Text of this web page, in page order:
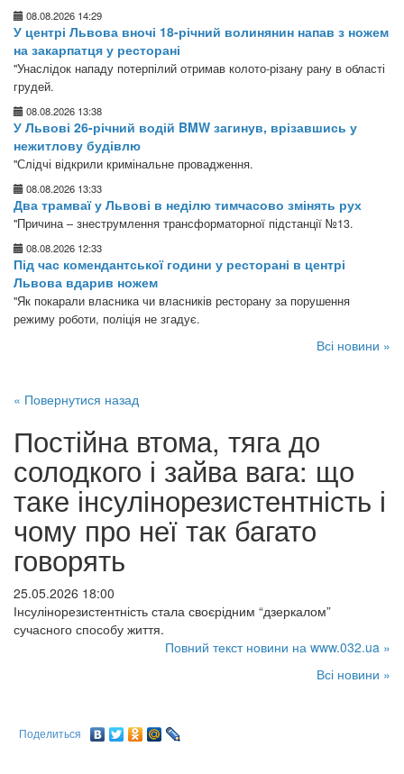
08.08.2026 14:29
У центрі Львова вночі 18-річний волинянин напав з ножем
на закарпатця у ресторані
"Унаслідок нападу потерпілий отримав колото-різану рану в області
грудей.
08.08.2026 13:38
У Львові 26-річний водій BMW загинув, врізавшись у
нежитлову будівлю
"Слідчі відкрили кримінальне провадження.
08.08.2026 13:33
Два трамваї у Львові в неділю тимчасово змінять рух
"Причина – знеструмлення трансформаторної підстанції №13.
08.08.2026 12:33
Під час комендантської години у ресторані в центрі
Львова вдарив ножем
"Як покарали власника чи власників ресторану за порушення
режиму роботи, поліція не згадує.
Всі новини »
« Повернутися назад
Постійна втома, тяга до
солодкого і зайва вага: що
таке інсулінорезистентність і
чому про неї так багато
говорять
25.05.2026 18:00
Інсулінорезистентність стала своєрідним “дзеркалом”
сучасного способу життя.
Повний текст новини на www.032.ua »
Всі новини »
Поделиться